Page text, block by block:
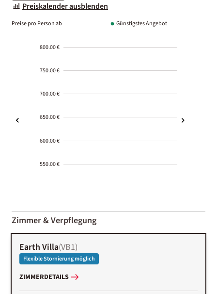
Preiskalender ausblenden
Preise pro Person ab Günstigstes Angebot
800.00 €
750.00 €
700.00 €
650.00 €
600.00 €
550.00 €
01-02
Zimmer & Verpflegung
Earth Villa(VB1)
Flexible Stornierung möglich
ZIMMERDETAILS